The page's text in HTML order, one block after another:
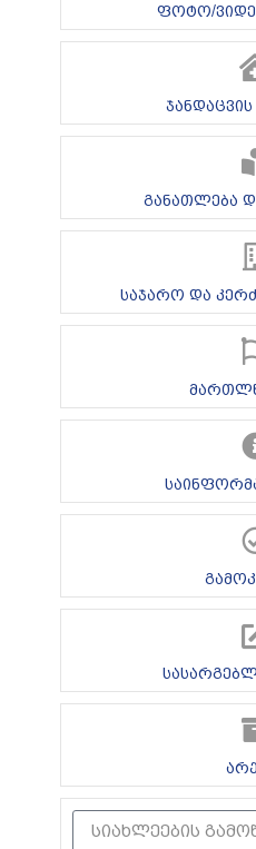
ფოტო/
განათლება
საჯარო და